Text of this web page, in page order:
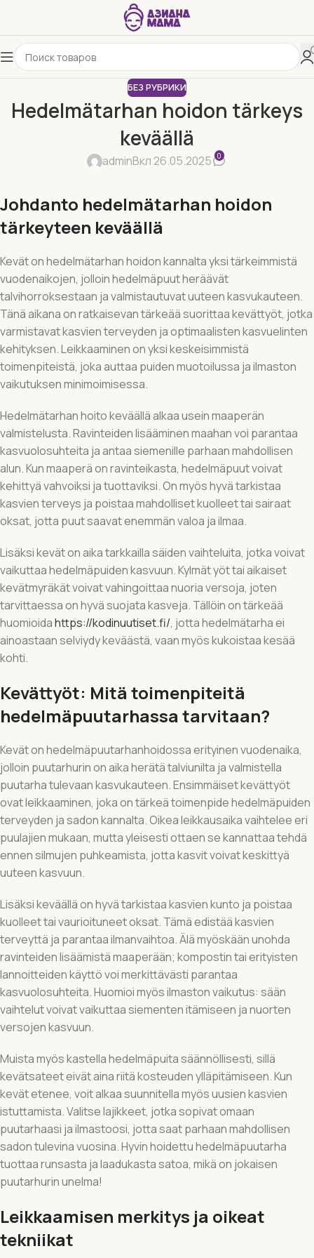
БЕЗ РУБРИКИ
Hedelmätarhan hoidon tärkeys
keväällä
adminВкл 26.05.2025 0
Johdanto hedelmätarhan hoidon
tärkeyteen keväällä
Kevät on hedelmätarhan hoidon kannalta yksi tärkeimmistä
vuodenaikojen, jolloin hedelmäpuut heräävät
talvihorroksestaan ja valmistautuvat uuteen kasvukauteen.
Tänä aikana on ratkaisevan tärkeää suorittaa kevättyöt, jotka
varmistavat kasvien terveyden ja optimaalisten kasvuelinten
kehityksen. Leikkaaminen on yksi keskeisimmistä
toimenpiteistä, joka auttaa puiden muotoilussa ja ilmaston
vaikutuksen minimoimisessa.
Hedelmätarhan hoito keväällä alkaa usein maaperän
valmistelusta. Ravinteiden lisääminen maahan voi parantaa
kasvuolosuhteita ja antaa siemenille parhaan mahdollisen
alun. Kun maaperä on ravinteikasta, hedelmäpuut voivat
kehittyä vahvoiksi ja tuottaviksi. On myös hyvä tarkistaa
kasvien terveys ja poistaa mahdolliset kuolleet tai sairaat
oksat, jotta puut saavat enemmän valoa ja ilmaa.
Lisäksi kevät on aika tarkkailla säiden vaihteluita, jotka voivat
vaikuttaa hedelmäpuiden kasvuun. Kylmät yöt tai aikaiset
kevätmyräkät voivat vahingoittaa nuoria versoja, joten
tarvittaessa on hyvä suojata kasveja. Tällöin on tärkeää
huomioidahttps://kodinuutiset.fi/, jotta hedelmätarha ei
ainoastaan selviydy keväästä, vaan myös kukoistaa kesää
kohti.
Kevättyöt: Mitä toimenpiteitä
hedelmäpuutarhassa tarvitaan?
Kevät on hedelmäpuutarhanhoidossa erityinen vuodenaika,
jolloin puutarhurin on aika herätä talviunilta ja valmistella
puutarha tulevaan kasvukauteen. Ensimmäiset kevättyöt
ovat leikkaaminen, joka on tärkeä toimenpide hedelmäpuiden
terveyden ja sadon kannalta. Oikea leikkausaika vaihtelee eri
puulajien mukaan, mutta yleisesti ottaen se kannattaa tehdä
ennen silmujen puhkeamista, jotta kasvit voivat keskittyä
uuteen kasvuun.
Lisäksi keväällä on hyvä tarkistaa kasvien kunto ja poistaa
kuolleet tai vaurioituneet oksat. Tämä edistää kasvien
terveyttä ja parantaa ilmanvaihtoa. Älä myöskään unohda
ravinteiden lisäämistä maaperään; kompostin tai erityisten
lannoitteiden käyttö voi merkittävästi parantaa
kasvuolosuhteita. Huomioi myös ilmaston vaikutus: sään
vaihtelut voivat vaikuttaa siementen itämiseen ja nuorten
versojen kasvuun.
Muista myös kastella hedelmäpuita säännöllisesti, sillä
kevätsateet eivät aina riitä kosteuden ylläpitämiseen. Kun
kevät etenee, voit alkaa suunnitella myös uusien kasvien
istuttamista. Valitse lajikkeet, jotka sopivat omaan
puutarhaasi ja ilmastoosi, jotta saat parhaan mahdollisen
sadon tulevina vuosina. Hyvin hoidettu hedelmäpuutarha
tuottaa runsasta ja laadukasta satoa, mikä on jokaisen
puutarhurin unelma!
Leikkaamisen merkitys ja oikeat
tekniikat